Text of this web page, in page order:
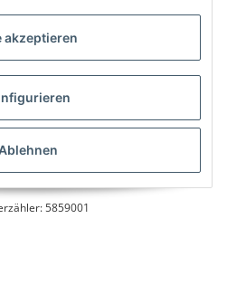
USt., zzgl.
5859001
akzeptieren